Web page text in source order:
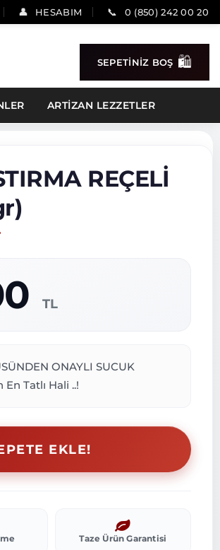
HESABIM 0 (850) 242 00 20
SEPETİNİZ BOŞ
ARTIZAN LEZZETLER
REÇELİ
TL
ONAYLI SUCUK
Tatlı Hali ..!
EKLE!
Taze Ürün Garantisi